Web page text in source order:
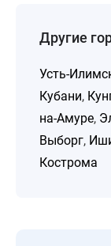
Другие
Усть-
Кубани,
на-Амуре,
Выборг,
Кострома